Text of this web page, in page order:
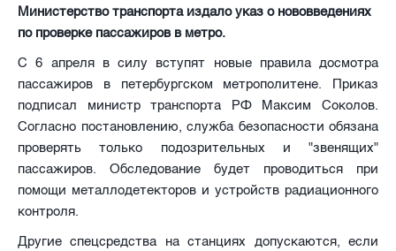
Министерство транспорта издало указ о нововведениях
по проверке пассажиров в метро.
С 6 апреля в силу вступят новые правила досмотра
пассажиров в петербургском метрополитене. Приказ
подписал министр транспорта РФ Максим Соколов.
Согласно постановлению, служба безопасности обязана
проверять только подозрительных и "звенящих"
пассажиров. Обследование будет проводиться при
помощи металлодетекторов и устройств радиационного
контроля.
Другие cпецсредства на станциях допускаются, если